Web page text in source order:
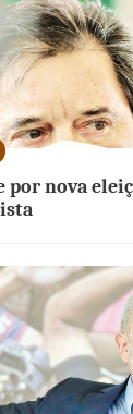
por nova